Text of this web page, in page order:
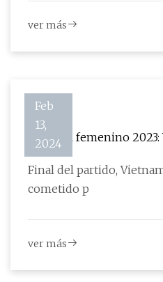
ver más
Feb
13,
2024
Mundial femenino
Final del partido, Vietnam
cometido p
ver más